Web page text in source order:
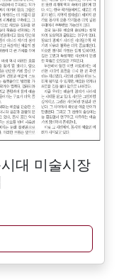
대 미술시장